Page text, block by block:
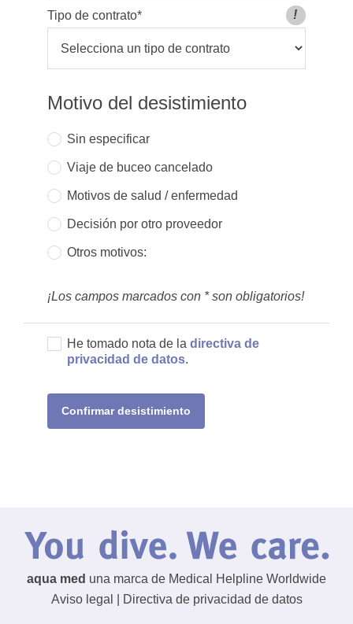
!
Tipo de contrato*
Motivo del desistimiento
Sin especificar
Viaje de buceo cancelado
Motivos de salud / enfermedad
Decisión por otro proveedor
Otros motivos:
¡Los campos marcados con * son obligatorios!
He tomado nota de la directiva de
privacidad de datos.
Confirmar desistimiento
aqua med una marca de Medical Helpline Worldwide
Aviso legal
Directiva de privacidad de datos